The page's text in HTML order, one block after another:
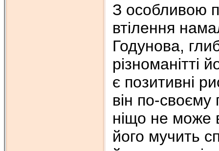
З особливою
втілення
Годунова,
різноманітті
є позитивні
він по-
ніщо не може
його мучить